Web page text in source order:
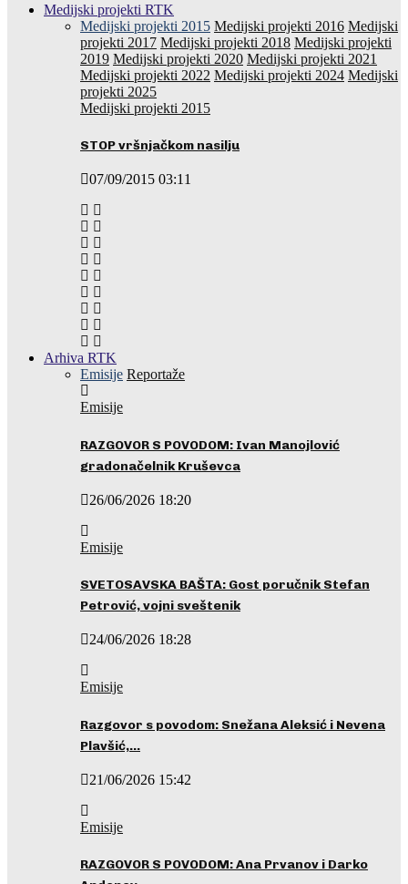
Medijski projekti RTK
Medijski projekti 2015 Medijski projekti 2016 Medijski
projekti 2017 Medijski projekti 2018 Medijski projekti
2019 Medijski projekti 2020 Medijski projekti 2021
Medijski projekti 2022 Medijski projekti 2024 Medijski
projekti 2025
Medijski projekti 2015
STOP vršnjačkom nasilju
07/09/2015 03:11
Arhiva RTK
Emisije Reportaže
Emisije
RAZGOVOR S POVODOM: Ivan Manojlović
gradonačelnik Kruševca
26/06/2026 18:20
Emisije
SVETOSAVSKA BAŠTA: Gost poručnik Stefan
Petrović, vojni sveštenik
24/06/2026 18:28
Emisije
Razgovor s povodom: Snežana Aleksić i Nevena
Plavšić,…
21/06/2026 15:42
Emisije
RAZGOVOR S POVODOM: Ana Prvanov i Darko